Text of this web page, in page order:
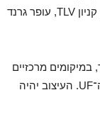
אביב, קניון מלחה בירושלים, קניון דיזינגוף סנטר, קניון TLV, עופר גרנד
במיקומים מרכזיים
ובולטים, המעוצבים ברוח המותג ובשפת סדרת ה־UF. העיצוב יהיה